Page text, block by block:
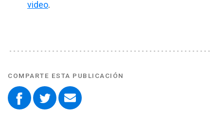
video.
COMPARTE ESTA PUBLICACIÓN